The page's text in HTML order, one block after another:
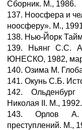
Сборник. М., 1986.
137. Ноосфера и
ноосферу». М.,
138. Нью-Йорк
139. Ньянг С.С.
ЮНЕСКО, 1982,
140. Озима М.
141. Окунь С.Б.
142.
Николая II. М., 1992.
143. Орлов А.
преступлений. М.,